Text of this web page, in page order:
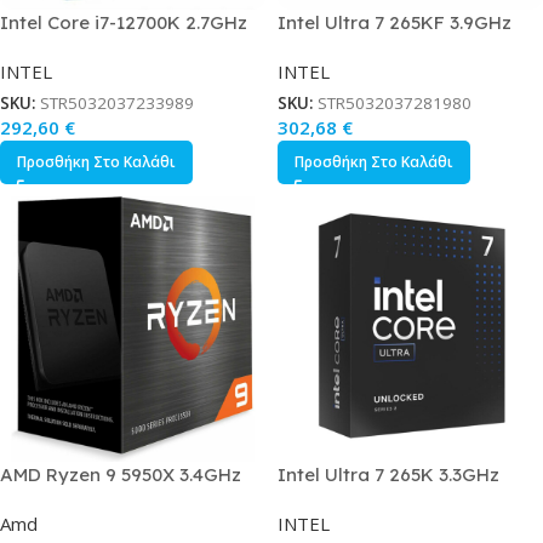
Intel Core i7-12700K 2.7GHz
Socket 1700 σε Κουτί
INTEL
SKU: STR5032037233989
292,60 €
Προσθήκη Στο Καλάθι
Intel Ultra 7 265KF 3.9GHz
Socket 1851 σε Κουτί
INTEL
SKU: STR5032037281980
302,68 €
Προσθήκη Στο Καλάθι
AMD Ryzen 9 5950X 3.4GHz
Socket AM4 σε Κουτί
Amd
Intel Ultra 7 265K 3.3GHz
Socket 1851 σε Κουτί
INTEL